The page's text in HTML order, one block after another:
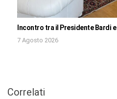
Incontro tra il Presidente Bardi e
7 Agosto 2026
Correlati